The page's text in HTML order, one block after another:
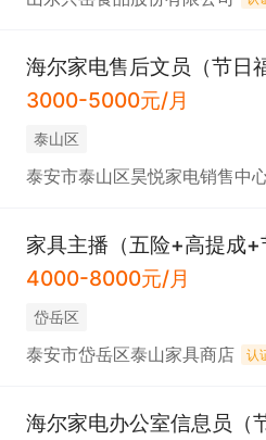
海尔家电售后文员（节日
3000-5000元/月
泰山区
泰安市泰山区昊悦家电销售中
家具主播（五险+高提成+
4000-8000元/月
岱岳区
泰安市岱岳区泰山家具商店 认
海尔家电办公室信息员（